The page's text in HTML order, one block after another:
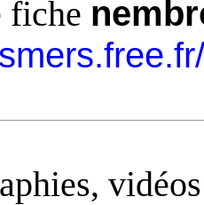
fiche